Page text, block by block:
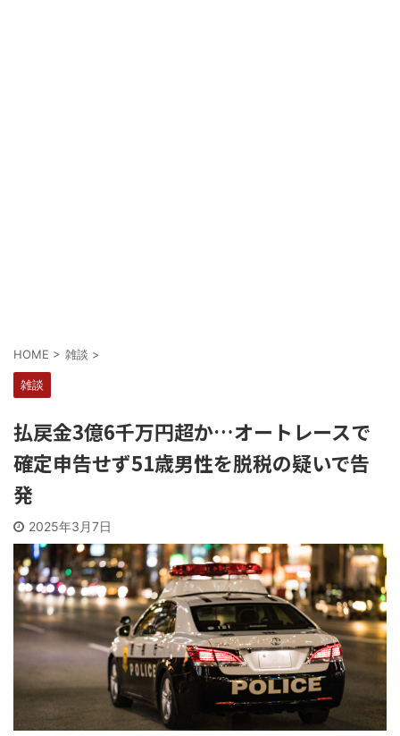
HOME > 雑談 >
雑談
払戻金3億6千万円超か…オートレースで
確定申告せず51歳男性を脱税の疑いで告
発
2025年3月7日